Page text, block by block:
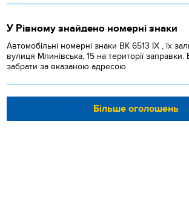
У Рівному знайдено номерні знаки
Автомобільні номерні знаки BK 6513 IX , їх
вулиця Млинівська, 15 на території
забрати за вказаною адресою.
Більше оголошень